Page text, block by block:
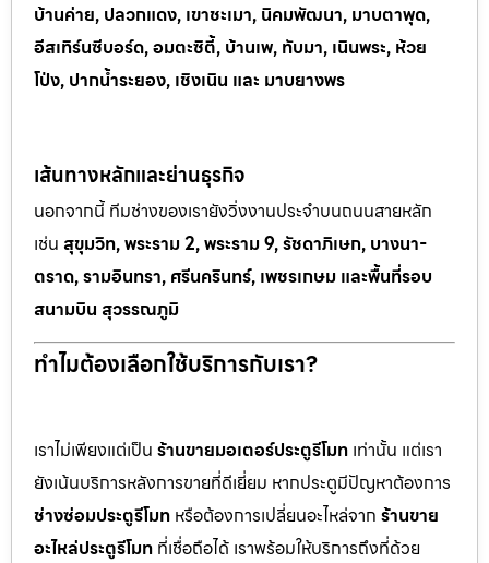
บ้านค่าย, ปลวกแดง, เขาชะเมา, นิคมพัฒนา, มาบตาพุด,
อีสเทิร์นซีบอร์ด, อมตะซิตี้, บ้านเพ, ทับมา, เนินพระ, ห้วย
โป่ง, ปากน้ำระยอง, เชิงเนิน และ มาบยางพร
เส้นทางหลักและย่านธุรกิจ
นอกจากนี้ ทีมช่างของเรายังวิ่งงานประจำบนถนนสายหลัก
เช่น สุขุมวิท, พระราม 2, พระราม 9, รัชดาภิเษก, บางนา-
ตราด, รามอินทรา, ศรีนครินทร์, เพชรเกษม และพื้นที่รอบ
สนามบิน สุวรรณภูมิ
ทำไมต้องเลือกใช้บริการกับเรา?
เราไม่เพียงแต่เป็น ร้านขายมอเตอร์ประตูรีโมท เท่านั้น แต่เรา
ยังเน้นบริการหลังการขายที่ดีเยี่ยม หากประตูมีปัญหาต้องการ
ช่างซ่อมประตูรีโมท หรือต้องการเปลี่ยนอะไหล่จาก ร้านขาย
อะไหล่ประตูรีโมท ที่เชื่อถือได้ เราพร้อมให้บริการถึงที่ด้วย